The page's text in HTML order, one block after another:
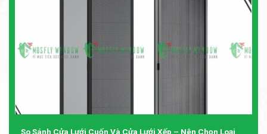
So Sánh Cửa Lưới Cuốn Và Cửa Lưới Xếp – Nên Chọn Loại